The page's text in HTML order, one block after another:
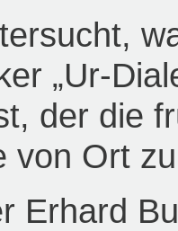
„Ur-
der die
von Ort
Erhard